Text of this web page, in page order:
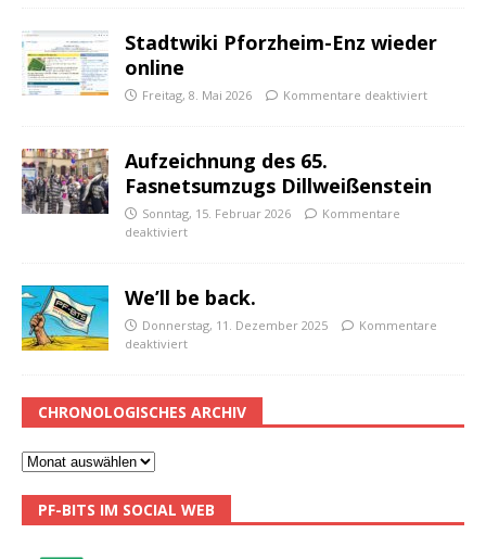
Stadtwiki Pforzheim-Enz wieder
online
Freitag, 8. Mai 2026 Kommentare deaktiviert
Aufzeichnung des 65.
Fasnetsumzugs Dillweißenstein
Sonntag, 15. Februar 2026
Kommentare
deaktiviert
We’ll be back.
Donnerstag, 11. Dezember 2025
Kommentare
deaktiviert
CHRONOLOGISCHES ARCHIV
PF-BITS IM SOCIAL WEB